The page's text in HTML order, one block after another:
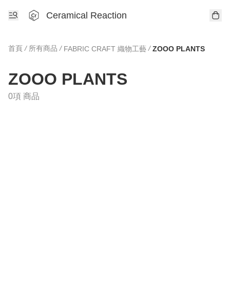
Ceramical Reaction
首頁 / 所有商品 / FABRIC CRAFT 織物工藝 / ZOOO PLANTS
ZOOO PLANTS
0項 商品